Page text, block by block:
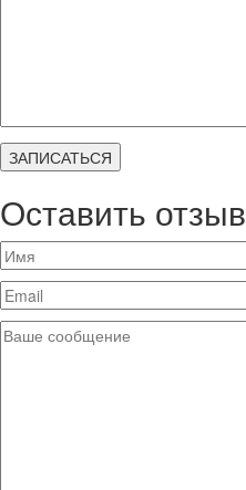
Оставить отзыв